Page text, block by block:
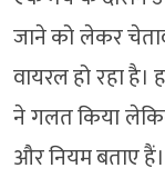
जाने को लेकर
वायरल हो रहा है।
ने गलत किया
और नियम बताए हैं।